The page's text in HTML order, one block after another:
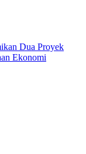
Dua Proyek
Ekonomi